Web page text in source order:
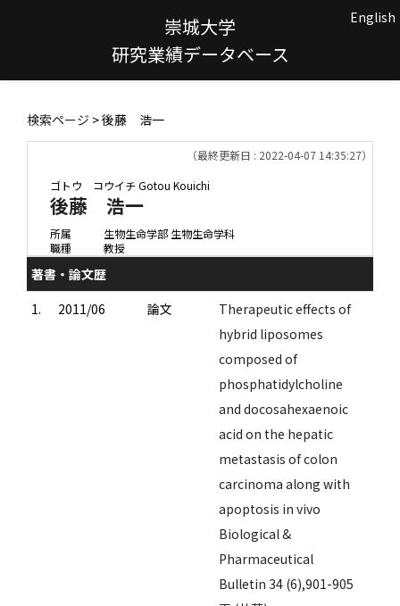
崇城大学
研究業績データベース
English
検索ページ > 後藤 浩一
（最終更新日 : 2022-04-07 14:35:27）
ゴトウ コウイチGotou Kouichi
後藤 浩一
所属
生物生命学部 生物生命学科
職種
教授
著書・論文歴
1.
2011/06 論文
Therapeutic effects of
hybrid liposomes
composed of
phosphatidylcholine
and docosahexaenoic
acid on the hepatic
metastasis of colon
carcinoma along with
apoptosis in vivo
Biological &
Pharmaceutical
Bulletin 34 (6),901-905